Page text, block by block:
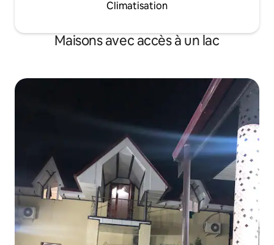
Climatisation
Maisons avec accès à un lac